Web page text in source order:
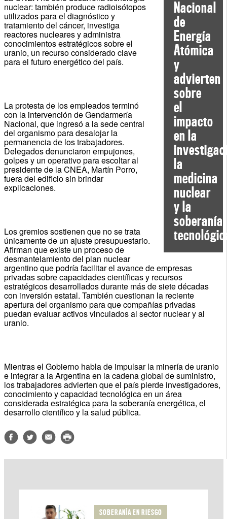
Nacional
de
Energía
Atómica
y
advierten
sobre
el
impacto
en la
la
medicina
nuclear
y la
soberanía
nuclear: también produce radioisótopos
utilizados para el diagnóstico y
tratamiento del cáncer, investiga
reactores nucleares y administra
conocimientos estratégicos sobre el
uranio, un recurso considerado clave
para el futuro energético del país.
La protesta de los empleados terminó
con la intervención de Gendarmería
Nacional, que ingresó a la sede central
del organismo para desalojar la
permanencia de los trabajadores.
Delegados denunciaron empujones,
golpes y un operativo para escoltar al
presidente de la CNEA, Martín Porro,
fuera del edificio sin brindar
explicaciones.
Los gremios sostienen que no se trata
únicamente de un ajuste presupuestario.
Afirman que existe un proceso de
desmantelamiento del plan nuclear
argentino que podría facilitar el avance de empresas
privadas sobre capacidades científicas y recursos
estratégicos desarrollados durante más de siete décadas
con inversión estatal. También cuestionan la reciente
apertura del organismo para que compañías privadas
puedan evaluar activos vinculados al sector nuclear y al
uranio.
Mientras el Gobierno habla de impulsar la minería de uranio
e integrar a la Argentina en la cadena global de suministro,
los trabajadores advierten que el país pierde investigadores,
conocimiento y capacidad tecnológica en un área
considerada estratégica para la soberanía energética, el
desarrollo científico y la salud pública.
SOBERANÍA EN RIESGO